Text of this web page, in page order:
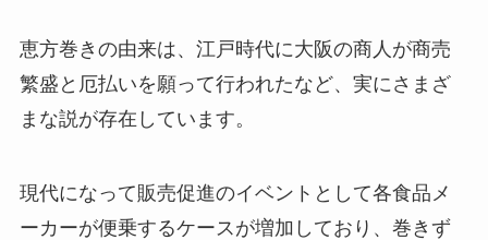
恵方巻きの由来は、江戸時代に大阪の商人が商売
繁盛と厄払いを願って行われたなど、実にさまざ
まな説が存在しています。
現代になって販売促進のイベントとして各食品メ
ーカーが便乗するケースが増加しており、巻きず